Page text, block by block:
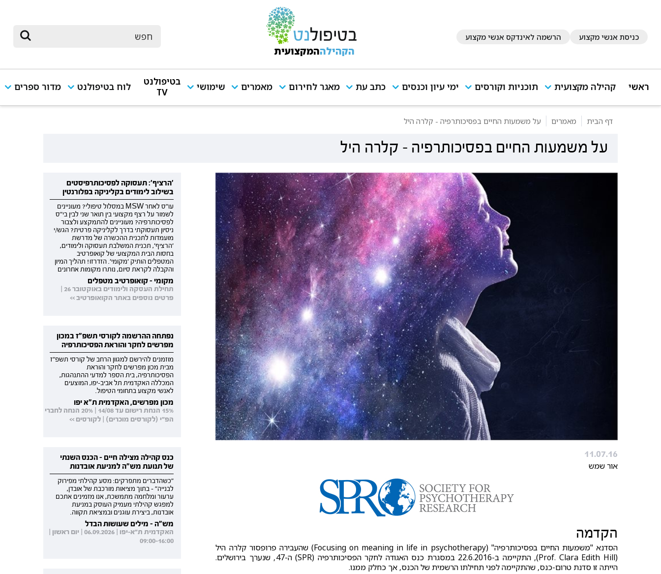
כניסת אנשי מקצוע הרשמה לאינדקס אנשי מקצוע
הקהילההמקצועית
ראשי קהילה מקצועית תוכניות וקורסים ימי עיון וכנסים כתב עת מאגר לחירום מאמרים שימושי
בטיפולנט
TV
לוח בטיפולנט מדור ספרים
דף הבית מאמרים על משמעות החיים בפסיכותרפיה - קלרה היל
על משמעות החיים בפסיכותרפיה - קלרה היל
11.07.16
אור שמש
הקדמה
הסדנא "משמעות החיים בפסיכותרפיה" (Focusing on meaning in life in psychotherapy) שהעבירה פרופסור קלרה היל
(Prof. Clara Edith Hill), התקיימה ב-22.6.2016 במסגרת כנס האגודה לחקר הפסיכותרפיה (SPR) ה-47, שנערך בירושלים.
הייתה זו סדנת טרום-כנס, שהתקיימה לפני תחילתו הרשמית של הכנס, אך כחלק ממנו.
'הרציף': תעסוקה לפסיכותרפיסטים
בשילוב לימודים בקליניקה בפלורנטין
עו"ס לאחר MSW במסלול טיפולי? מעוניינים
לשמור על רצף מקצועי בין תואר שני לבין בי"ס
לפסיכותרפיה? מעוניינים להתמקצע ולצבור
ניסיון תעסוקתי בדרך לקליניקה פרטית? הגש/י
מועמדות לתכנית ההכשרה של מדרשת
'הרציף', תכנית המשלבת תעסוקה ולימודים,
בחסות הבית המקצועי של קואופרטיב
המטפלים הותיק 'מקומי'. הזדרזו! תהליך המיון
והקבלה לקראת סיום, נותרו מקומות אחרונים
מקומי - קואופרטיב מטפלים
תחילת העסקה ולימודים באוקטובר 26 |
פרטים נוספים באתר הקואופרטיב >>
נפתחה ההרשמה לקורסי תשפ"ז במכון
מפרשים לחקר והוראת הפסיכותרפיה
מוזמנים להירשם למגוון הרחב של קורסי תשפ"ז
מבית מכון מפרשים לחקר והוראת
הפסיכותרפיה, בית הספר למדעי ההתנהגות,
המכללה האקדמית תל אביב-יפו, המוצעים
לאנשי מקצוע בתחומי הטיפול.
מכון מפרשים, האקדמית ת"א יפו
15% הנחת רישום עד 14/08 | 20% הנחה לחברי
הפ"י (לקורסים מוכרים) | לקורסים >>
כנס קהילה מצילה חיים - הכנס השנתי
של תנועת מש"ה למניעת אובדנות
"כשהדברים מתפרקים: מסע קהילתי מפירוק
לבנייה" - בתוך מציאות מורכבת של אובדן,
ערעור ומלחמה מתמשכת, אנו מזמינים אתכם
למפגש קהילתי מעמיק העוסק במניעת
אובדנות, ביצירת עוגנים ובמציאת תקווה.
מש"ה - מילים שעושות הבדל
האקדמית ת"א-יפו | 06.09.2026 | יום ראשון |
09:00-16:00